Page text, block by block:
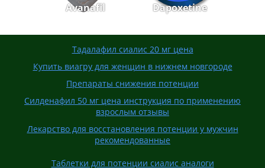
Avanafil Dapoxetine
Тадалафил сиалис 20 мг цена
Купить виагру для женщин в нижнем новгороде
Препараты снижения потенции
Силденафил 50 мг цена инструкция по применению
взрослым отзывы
Лекарство для восстановления потенции у мужчин
рекомендованные
Таблетки для потенции сиалис аналоги